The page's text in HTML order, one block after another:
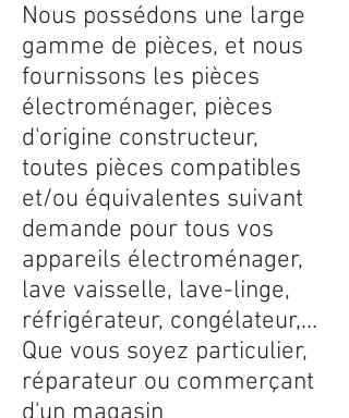
Nous possédons une large
gamme de pièces, et nous
fournissons les pièces
électroménager, pièces
d'origine constructeur,
toutes pièces compatibles
et/ou équivalentes suivant
demande pour tous vos
appareils électroménager,
lave vaisselle, lave-linge,
réfrigérateur, congélateur,...
Que vous soyez particulier,
réparateur ou commerçant